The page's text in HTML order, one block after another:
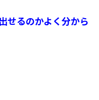
せるのかよく分から